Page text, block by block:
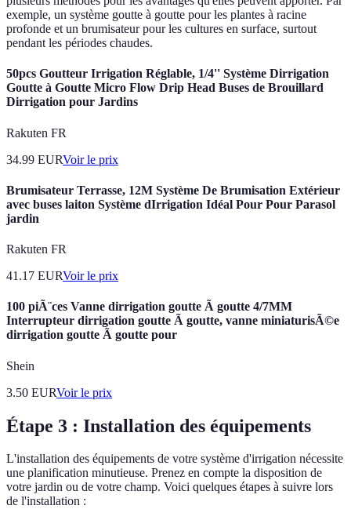
exemple, un système goutte à goutte pour les plantes à racine
profonde et un brumisateur pour les cultures en surface, surtout
pendant les périodes chaudes.
50pcs Goutteur Irrigation Réglable, 1/4'' Système Dirrigation
Goutte à Goutte Micro Flow Drip Head Buses de Brouillard
Dirrigation pour Jardins
Rakuten FR
34.99 EURVoir le prix
Brumisateur Terrasse, 12M Système De Brumisation Extérieur
avec buses laiton Système dIrrigation Idéal Pour Pour Parasol
jardin
Rakuten FR
41.17 EURVoir le prix
100 piÃ¨ces Vanne dirrigation goutte Ã goutte 4/7MM
Interrupteur dirrigation goutte Ã goutte, vanne miniaturisÃ©e
dirrigation goutte Ã goutte pour
Shein
3.50 EURVoir le prix
Étape 3 : Installation des équipements
L'installation des équipements de votre système d'irrigation nécessite
une planification minutieuse. Prenez en compte la disposition de
votre jardin ou de votre champ. Voici quelques étapes à suivre lors
de l'installation :